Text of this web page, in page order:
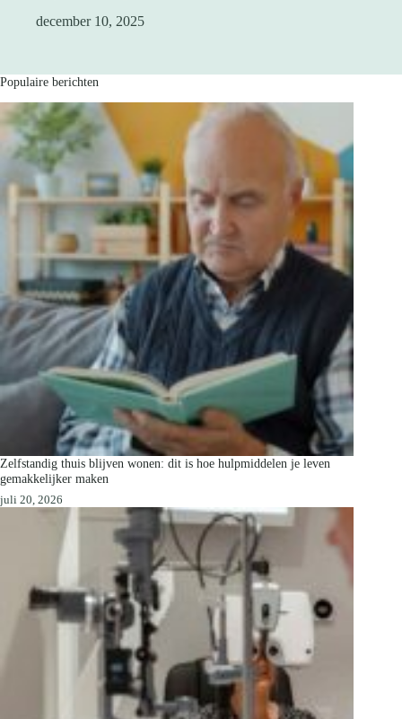
december 10, 2025
Populaire berichten
Zelfstandig thuis blijven wonen: dit is hoe hulpmiddelen je leven
gemakkelijker maken
juli 20, 2026